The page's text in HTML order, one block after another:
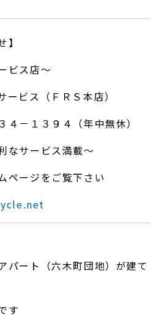
ビス店～
ビス（ＦＲＳ本店）
－１３９４（年中無休）
なサービス満載～
ページをご覧下さい
パート（六木町団地）が建て
す